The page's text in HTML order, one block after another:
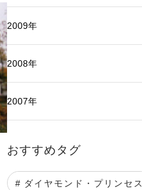
2009年
2008年
2007年
おすすめタグ
# ダイヤモンド・プリンセス